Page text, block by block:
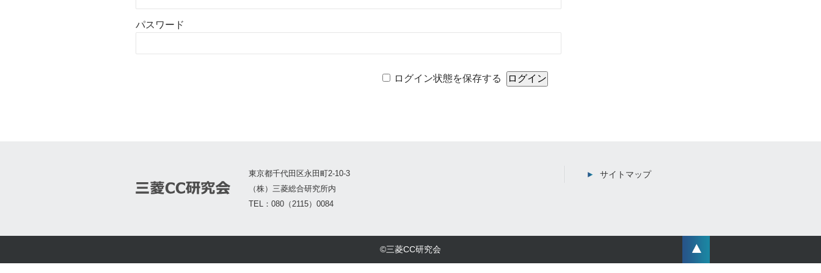
パスワード
ログイン状態を保存する
東京都千代田区永田町2-10-3
（株）三菱総合研究所内
TEL：080（2115）0084
サイトマップ
©三菱CC研究会